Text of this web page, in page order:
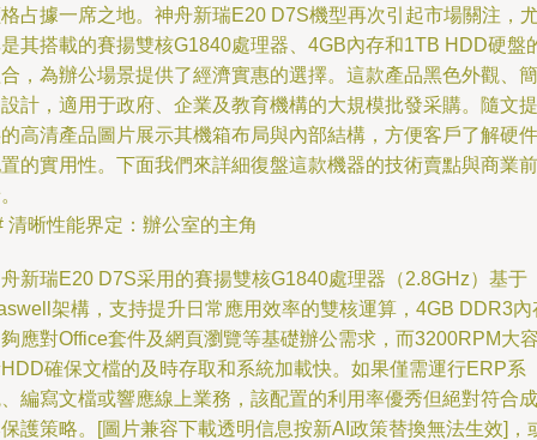
占據一席之地。神舟新瑞E20 D7S機型再次引起市場關注，
其搭載的賽揚雙核G1840處理器、4GB內存和1TB HDD硬盤
，為辦公場景提供了經濟實惠的選擇。這款產品黑色外觀、簡
計，適用于政府、企業及教育機構的大規模批發采購。隨文提
高清產品圖片展示其機箱布局與內部結構，方便客戶了解硬件
的實用性。下面我們來詳細復盤這款機器的技術賣點與商業前
清晰性能界定：辦公室的主角
新瑞E20 D7S采用的賽揚雙核G1840處理器（2.8GHz）基于
架構，支持提升日常應用效率的雙核運算，4GB DDR3內
應對Office套件及網頁瀏覽等基礎辦公需求，而3200RPM大
確保文檔的及時存取和系統加載快。如果僅需運行ERP系
編寫文檔或響應線上業務，該配置的利用率優秀但絕對符合成
護策略。[圖片兼容下載透明信息按新AI政策替換無法生效]，